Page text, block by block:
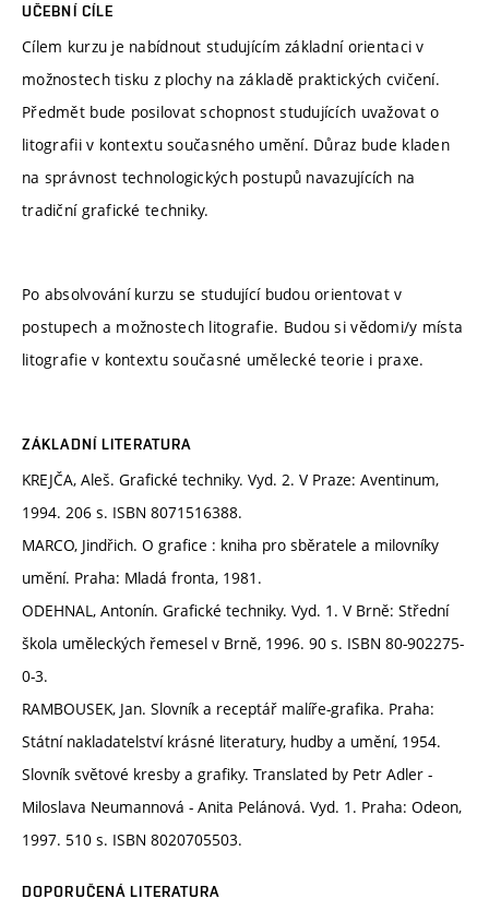
UČEBNÍ CÍLE
Cílem kurzu je nabídnout studujícím základní orientaci v
možnostech tisku z plochy na základě praktických cvičení.
Předmět bude posilovat schopnost studujících uvažovat o
litografii v kontextu současného umění. Důraz bude kladen
na správnost technologických postupů navazujících na
tradiční grafické techniky.
Po absolvování kurzu se studující budou orientovat v
postupech a možnostech litografie. Budou si vědomi/y místa
litografie v kontextu současné umělecké teorie i praxe.
ZÁKLADNÍ LITERATURA
KREJČA, Aleš. Grafické techniky. Vyd. 2. V Praze: Aventinum,
1994. 206 s. ISBN 8071516388.
MARCO, Jindřich. O grafice : kniha pro sběratele a milovníky
umění. Praha: Mladá fronta, 1981.
ODEHNAL, Antonín. Grafické techniky. Vyd. 1. V Brně: Střední
škola uměleckých řemesel v Brně, 1996. 90 s. ISBN 80-902275-
0-3.
RAMBOUSEK, Jan. Slovník a receptář malíře-grafika. Praha:
Státní nakladatelství krásné literatury, hudby a umění, 1954.
Slovník světové kresby a grafiky. Translated by Petr Adler -
Miloslava Neumannová - Anita Pelánová. Vyd. 1. Praha: Odeon,
1997. 510 s. ISBN 8020705503.
DOPORUČENÁ LITERATURA